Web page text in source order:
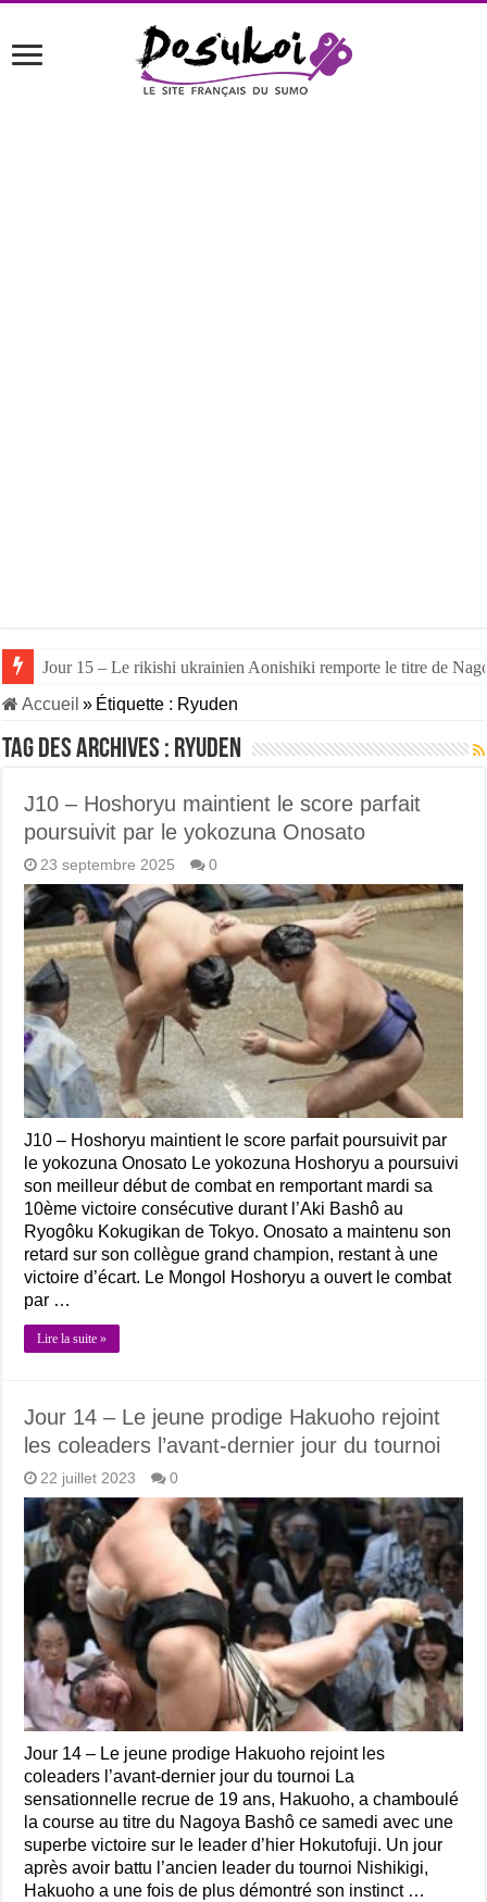
Jour 15 – Le rikishi ukrainien Aonishiki remporte le titre de
Accueil » Étiquette : Ryuden
Tag des archives : Ryuden
J10 – Hoshoryu maintient le score parfait
poursuivit par le yokozuna Onosato
23 septembre 2025 0
J10 – Hoshoryu maintient le score parfait poursuivit par
le yokozuna Onosato Le yokozuna Hoshoryu a poursuivi
son meilleur début de combat en remportant mardi sa
10ème victoire consécutive durant l’Aki Bashô au
Ryogôku Kokugikan de Tokyo. Onosato a maintenu son
retard sur son collègue grand champion, restant à une
victoire d’écart. Le Mongol Hoshoryu a ouvert le combat
par …
Lire la suite »
Jour 14 – Le jeune prodige Hakuoho rejoint
les coleaders l’avant-dernier jour du tournoi
22 juillet 2023 0
Jour 14 – Le jeune prodige Hakuoho rejoint les
coleaders l’avant-dernier jour du tournoi La
sensationnelle recrue de 19 ans, Hakuoho, a chamboulé
la course au titre du Nagoya Bashô ce samedi avec une
superbe victoire sur le leader d’hier Hokutofuji. Un jour
après avoir battu l’ancien leader du tournoi Nishikigi,
Hakuoho a une fois de plus démontré son instinct …